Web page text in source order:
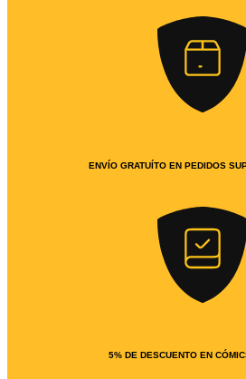
ENVÍO GRATUÍTO EN PEDIDOS
5% DE DESCUENTO EN